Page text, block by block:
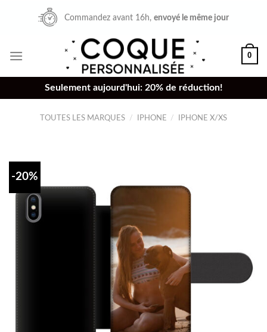
Commandez avant 16h,envoyé le même jour
0
Seulement aujourd'hui: 20% de réduction!
TOUTES LES MARQUES / IPHONE / IPHONE X/XS
-20%